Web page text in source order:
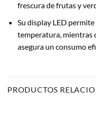
frescura de frutas y
Su display LED
temperatura, mientras
asegura un consumo
PRODUCTOS